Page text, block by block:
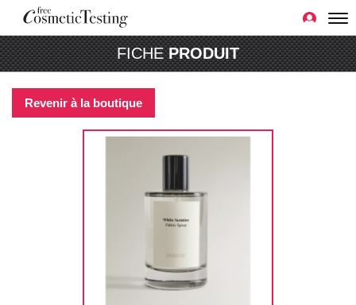
FICHEPRODUIT
Revenir à la boutique